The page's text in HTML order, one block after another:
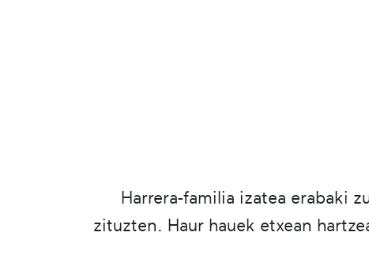
Harrera-familia izatea erabaki
zituzten. Haur hauek etxean